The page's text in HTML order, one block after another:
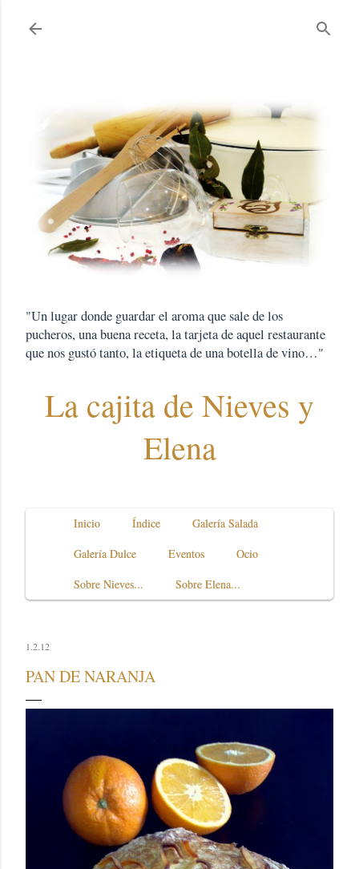
"Un lugar donde guardar el aroma que sale de los
pucheros, una buena receta, la tarjeta de aquel restaurante
que nos gustó tanto, la etiqueta de una botella de vino…"
La cajita de Nieves y
Elena
Inicio Índice
Galería Salada
Galería Dulce
Eventos
Ocio
Sobre Nieves...
Sobre Elena...
1.2.12
PAN DE NARANJA